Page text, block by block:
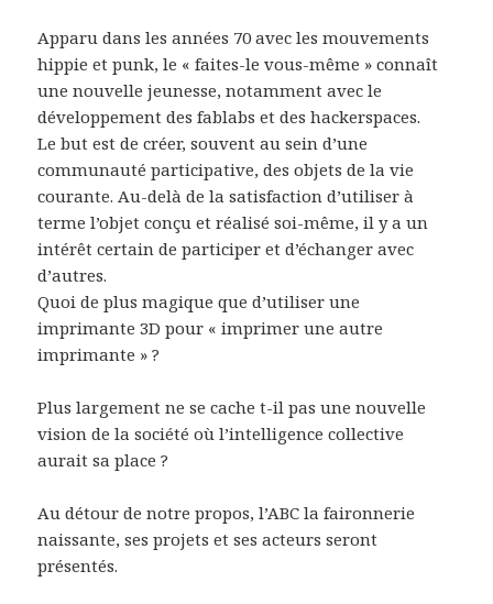
Apparu dans les années 70 avec les mouvements
hippie et punk, le « faites-le vous-même » connaît
une nouvelle jeunesse, notamment avec le
développement des fablabs et des hackerspaces.
Le but est de créer, souvent au sein d’une
communauté participative, des objets de la vie
courante. Au-delà de la satisfaction d’utiliser à
terme l’objet conçu et réalisé soi-même, il y a un
intérêt certain de participer et d’échanger avec
d’autres.
Quoi de plus magique que d’utiliser une
imprimante 3D pour « imprimer une autre
imprimante » ?
Plus largement ne se cache t-il pas une nouvelle
vision de la société où l’intelligence collective
aurait sa place ?
Au détour de notre propos, l’ABC la faironnerie
naissante, ses projets et ses acteurs seront
présentés.